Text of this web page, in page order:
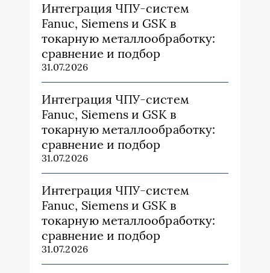
Интеграция ЧПУ-систем
Fanuc, Siemens и GSK в
токарную металлообработку:
сравнение и подбор
31.07.2026
Интеграция ЧПУ-систем
Fanuc, Siemens и GSK в
токарную металлообработку:
сравнение и подбор
31.07.2026
Интеграция ЧПУ-систем
Fanuc, Siemens и GSK в
токарную металлообработку:
сравнение и подбор
31.07.2026